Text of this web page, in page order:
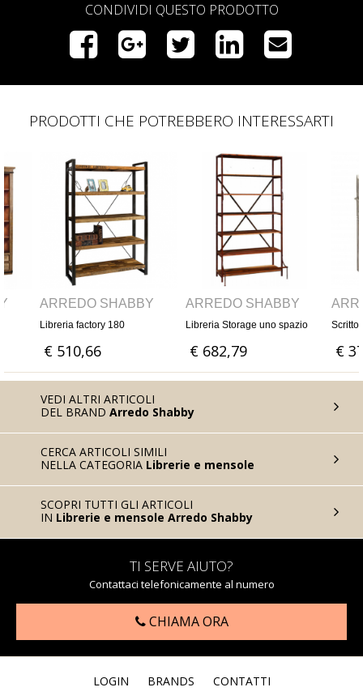
CONDIVIDI QUESTO PRODOTTO
PRODOTTI CHE POTREBBERO INTERESSARTI
ARREDO SHABBY
Libreria Storage uno spazio
€ 682,79
ARREDO SHABBY
Scrittoio cottage con alzatina
€ 378,69 €
VEDI ALTRI ARTICOLI
DEL BRAND Arredo Shabby
CERCA ARTICOLI SIMILI
NELLA CATEGORIA Librerie e mensole
SCOPRI TUTTI GLI ARTICOLI
IN Librerie e mensole Arredo Shabby
TI SERVE AIUTO?
Contattaci telefonicamente al numero
CHIAMA ORA
LOGIN BRANDS CONTATTI